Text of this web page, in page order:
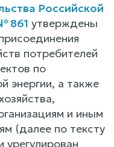
Российской
861 утверждены
потребителей
по
энергии, а также
и иным
(далее по тексту